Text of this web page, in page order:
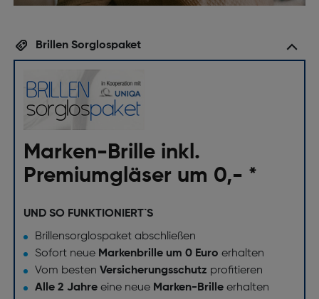
Brillen Sorglospaket
Marken-Brille inkl.
Premiumgläser um 0,- *
UND SO FUNKTIONIERT`S
Brillensorglospaket abschließen
Sofort neue Markenbrille um 0 Euro erhalten
Vom besten Versicherungsschutz profitieren
Alle 2 Jahreeine neue Marken-Brille erhalten